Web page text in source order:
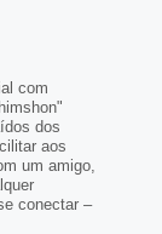
com
dos
aos
um amigo,
conectar –